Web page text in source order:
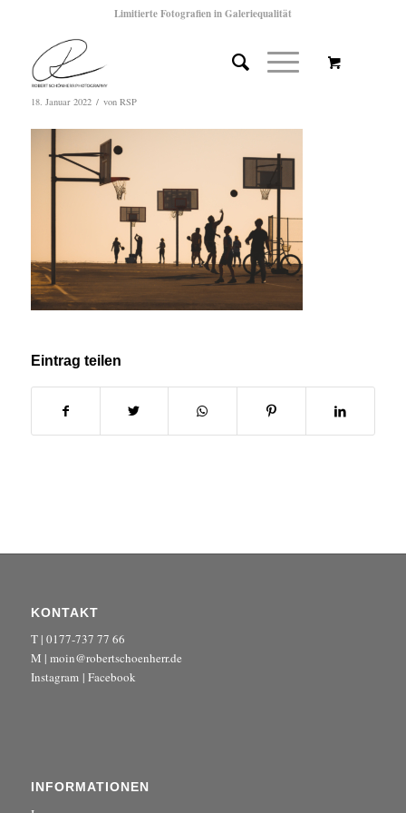
Limitierte Fotografien in Galeriequalität
18. Januar 2022 / von RSP
Eintrag teilen
KONTAKT
T | 0177-737 77 66
M | moin@robertschoenherr.de
Instagram| Facebook
INFORMATIONEN